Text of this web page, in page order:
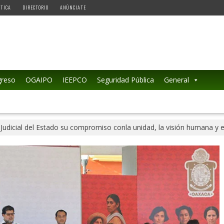
DIRECTORIO ANÚNCIATE
OGAIPO IEEPCO Seguridad Pública General
del Estado su compromiso conla unidad, la visión humana y